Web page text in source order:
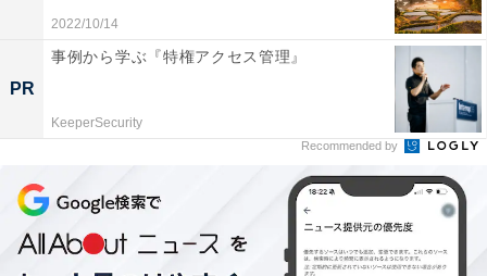
2022/10/14
PR
事例から学ぶ『特権アクセス管理』
KeeperSecurity
Recommended by